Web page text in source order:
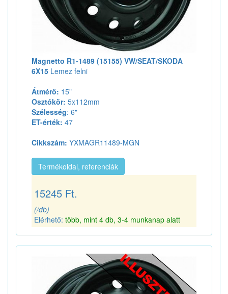
Magnetto R1-1489 (15155) VW/SEAT/SKODA
6X15 Lemez felni
Átmérő: 15"
Osztókör: 5x112mm
Szélesség: 6"
ET-érték: 47
Cikkszám: YXMAGR11489-MGN
Termékoldal, referenciák
15245 Ft.
(/db)
Elérhető: több, mint 4 db, 3-4 munkanap alatt